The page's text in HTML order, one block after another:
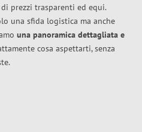
di prezzi trasparenti ed equi.
una sfida logistica ma anche
una panoramica dettagliata e
cosa aspettarti, senza